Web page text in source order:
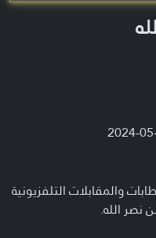
والمقابلات التلفزيونية
نصر الله.